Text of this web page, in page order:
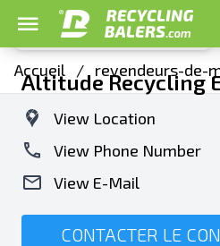
Accueil / revendeurs-de-
Altitude Recycling
View Location
View Phone Number
View E-Mail
CONTACTER LE